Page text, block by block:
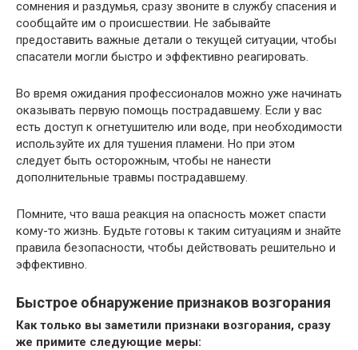
сомнения и раздумья, сразу звоните в службу спасения и
сообщайте им о происшествии. Не забывайте
предоставить важные детали о текущей ситуации, чтобы
спасатели могли быстро и эффективно реагировать.
Во время ожидания профессионалов можно уже начинать
оказывать первую помощь пострадавшему. Если у вас
есть доступ к огнетушителю или воде, при необходимости
используйте их для тушения пламени. Но при этом
следует быть осторожным, чтобы не нанести
дополнительные травмы пострадавшему.
Помните, что ваша реакция на опасность может спасти
кому-то жизнь. Будьте готовы к таким ситуациям и знайте
правила безопасности, чтобы действовать решительно и
эффективно.
Быстрое обнаружение признаков возгорания
Как только вы заметили признаки возгорания, сразу
же примите следующие меры: